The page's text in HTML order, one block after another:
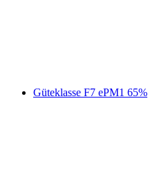
Güteklasse F7 ePM1 65%